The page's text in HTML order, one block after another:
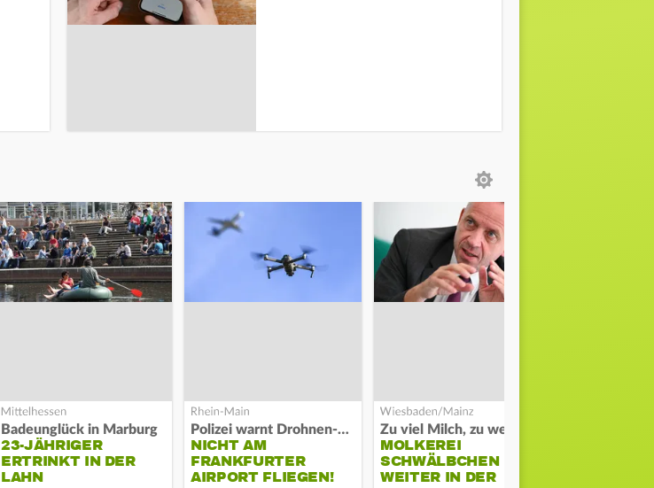
Badeunglück in Marburg
23-JÄHRIGER
ERTRINKT IN DER
LAHN
Polizei warnt Drohnen-Besitzer
NICHT AM
FRANKFURTER
AIRPORT FLIEGEN!
MOLKEREI
SCHWÄLBCHEN
WEITER IN DER